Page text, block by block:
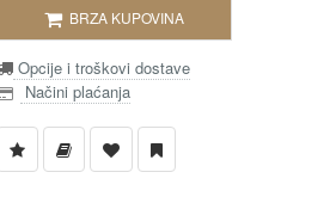
BRZA KUPOVINA
Opcije i troškovi dostave
Načini plaćanja